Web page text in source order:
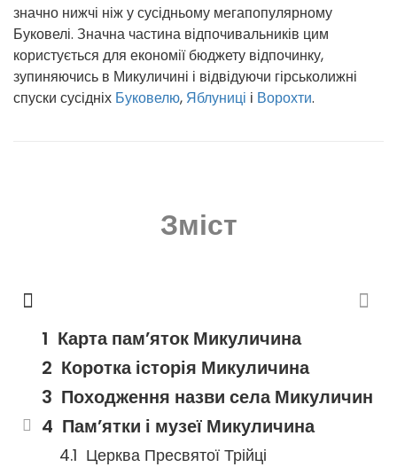
значно нижчі ніж у сусідньому мегапопулярному
Буковелі. Значна частина відпочивальників цим
користується для економії бюджету відпочинку,
зупиняючись в Микуличині і відвідуючи гірськолижні
спуски сусідніх Буковелю, Яблуниці і Ворохти.
Зміст
Карта пам’яток Микуличина
Коротка історія Микуличина
Походження назви села Микуличин
Пам’ятки і музеї Микуличина
Церква Пресвятої Трійці